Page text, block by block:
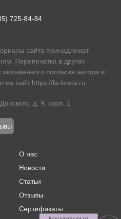
725-84-84
сайта принадлежат
Перепечатка в других
согласия автора и
на сайт https://la-kosta.ru
д. 9, корп. 1
О нас
Новости
Статьи
Отзывы
Сертификаты
Консультации по